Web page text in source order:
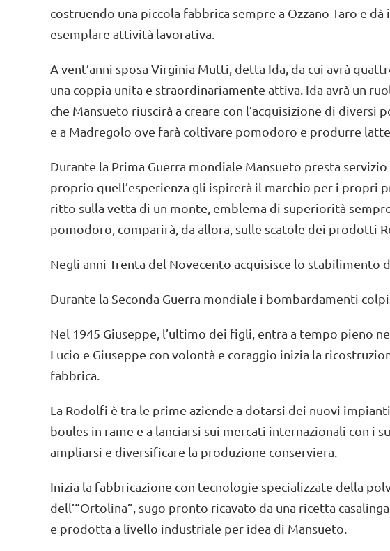
costruendo una piccola fabbrica sempre a Ozzano Taro e
esemplare attività lavorativa.
A vent’anni sposa Virginia Mutti, detta Ida, da cui avrà
una coppia unita e straordinariamente attiva. Ida avrà un
che Mansueto riuscirà a creare con l’acquisizione di
e a Madregolo ove farà coltivare pomodoro e produrre
Durante la Prima Guerra mondiale Mansueto presta
proprio quell’esperienza gli ispirerà il marchio per i propri
ritto sulla vetta di un monte, emblema di superiorità
pomodoro, comparirà, da allora, sulle scatole dei prodotti
Negli anni Trenta del Novecento acquisisce lo stabilimento
Durante la Seconda Guerra mondiale i bombardamenti
Nel 1945 Giuseppe, l’ultimo dei figli, entra a tempo pieno
Lucio e Giuseppe con volontà e coraggio inizia la
fabbrica.
La Rodolfi è tra le prime aziende a dotarsi dei nuovi
boules in rame e a lanciarsi sui mercati internazionali con i
ampliarsi e diversificare la produzione conserviera.
Inizia la fabbricazione con tecnologie specializzate della
dell’“Ortolina”, sugo pronto ricavato da una ricetta
e prodotta a livello industriale per idea di Mansueto.